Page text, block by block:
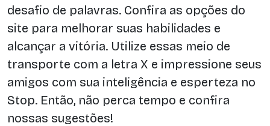
desafio de palavras. Confira as opções do
site para melhorar suas habilidades e
alcançar a vitória. Utilize essas meio de
transporte com a letra X e impressione seus
amigos com sua inteligência e esperteza no
Stop. Então, não perca tempo e confira
nossas sugestões!